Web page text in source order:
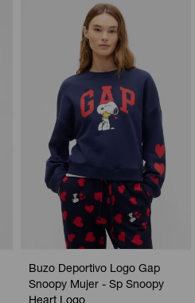
Buzo Deportivo Logo Gap
Snoopy Mujer - Sp Snoopy